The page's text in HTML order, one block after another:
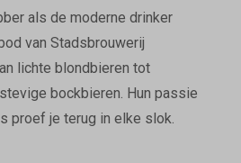
als de moderne drinker
van Stadsbrouwerij
lichte blondbieren tot
bockbieren. Hun passie
proef je terug in elke slok.